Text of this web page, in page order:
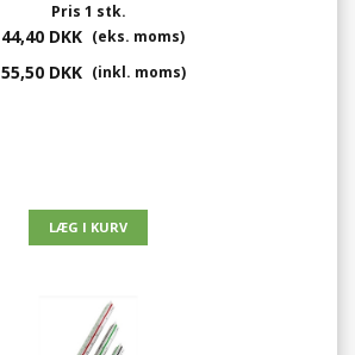
Pris 1 stk.
44,40 DKK (eks. moms)
55,50 DKK (inkl. moms)